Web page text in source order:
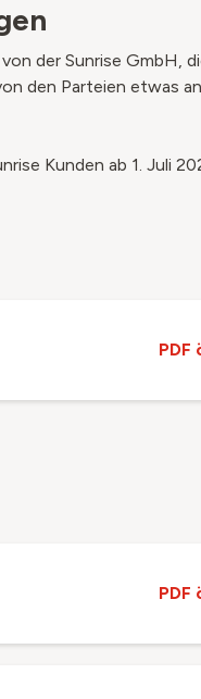
der Sunrise GmbH,
den Parteien etwas
Kunden ab 1. Juli
PDF
PDF